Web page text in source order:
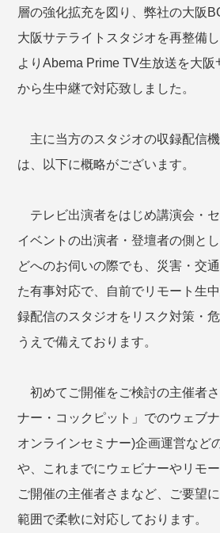
層の強化拡充を図り、弊社の大阪
大阪サテライトスタジオを再整備
よりAbema Prime TV生放送を大阪
から生中継で対応致しました。
主に当方のスタジオの収録配信
は、以下に概略がございます。
テレビ出演者をはじめ講演会・
イベントの出演者・登壇者の側と
どへのお伺いの際でも、災害・交
た有事対応で、自前でリモート生
録配信のスタジオをリスク対策・
うえで備えております。
初めてご開催をご検討の主催者
ナー・コックピット」でのウェブ
オンラインセミナー)企画運営など
や、これまでにウェビナーやリモ
ご開催の主催者さまなど、ご要望
範囲で柔軟に対応しております。